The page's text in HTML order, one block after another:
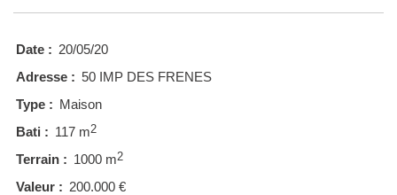
Date : 20/05/20
Adresse : 50 IMP DES FRENES
Type : Maison
Bati : 117 m2
Terrain : 1000 m2
Valeur : 200.000 €